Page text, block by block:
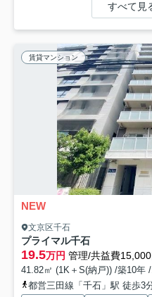
すべて見
賃貸マンション
NEW
文京区千石
プライマル千石
19.5万円 管理/共益費15,000
41.82㎡ (1K＋S(納戸)) /築10年
都営三田線「千石」駅 徒歩3